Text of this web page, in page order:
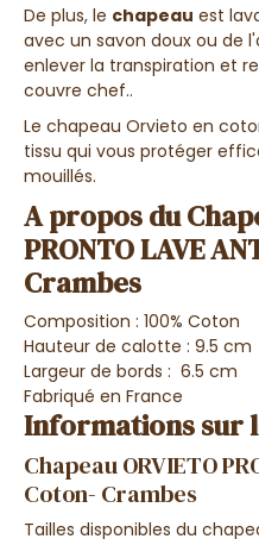
De plus, le chapeau est
avec un savon doux ou de
enlever la transpiration et
couvre chef..
Le chapeau Orvieto en
tissu qui vous protéger
mouillés.
A propos du
PRONTO LAVE
Crambes
Composition : 100% Coton
Hauteur de calotte : 9.5 cm
Largeur de bords : 6.5 cm
Fabriqué en France
Informations sur
Chapeau ORVIETO
Coton- Crambes
Tailles disponibles du